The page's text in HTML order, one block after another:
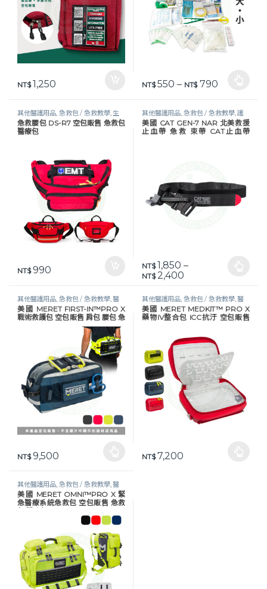
NT$1,250 NT$550 – NT$790價格範圍
此產品有多種款式。 可在產品頁
其他醫護用品, 急救包 / 急救教學,生
活保健,醫護器材
急救腰包 DS-R7 空包販售 急救包
醫療包
NT$990
其他醫護用品, 急救包 / 急救教學,護
理器材 / 視力表,醫護器材, 醫護工作
設備
美國 CAT GEN-7 NAR 北美救援
止血帶 急救 束帶 CAT止血帶
NT$1,850 –
NT$2,400價格範圍：NT$
此產品有多種款式。 可在產品頁
其他醫護用品 急救包 / 急救教學,醫
護器材
美國 MERET FIRST-IN™PRO X
戰術救護包 空包販售 肩包 腰包 急
NT$9,500
此產品有多種款式。 可在產品頁面選擇選項
其他醫護用品 急救包 / 急救教學,醫
護器材
美國 MERET MEDKIT™ PRO X
藥物IV整合包 ICC抗汙 空包販售
NT$7,200
此產品有多種款式。 可在產品頁
其他醫護用品, 急救包 / 急救教學,醫
護器材
美國 MERET OMNI™PRO X 緊
急醫療系統急救包 空包販售 急救